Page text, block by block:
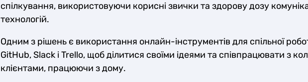
спілкування, використовуючи корисні звички та здорову дозу
технологій.
Одним з рішень є використання онлайн-інструментів для спільної
GitHub, Slack і Trello, щоб ділитися своїми ідеями та співпрацювати з
клієнтами, працюючи з дому.